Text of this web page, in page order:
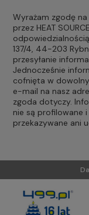
Wyrażam zgodę
przez HEAT
137/4, 44-203
przesyłanie
Jednocześnie
cofnięta w
e-mail na nasz
zgoda dotyczy.
nie są profilowane
przekazywane ani